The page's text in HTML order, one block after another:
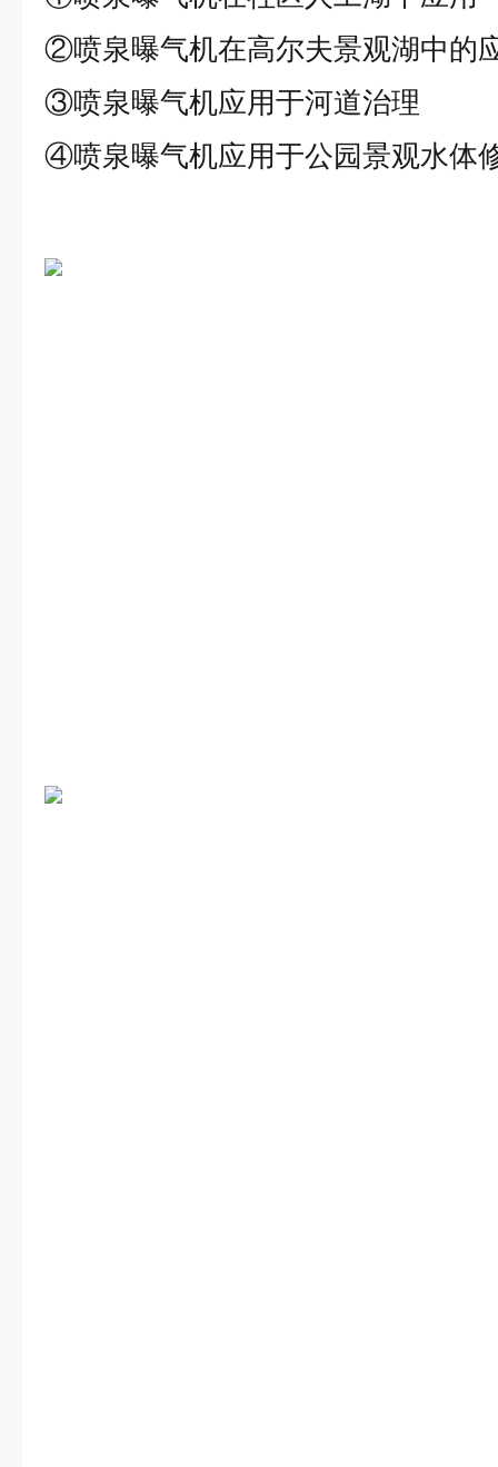
②喷泉曝气机在高尔夫景观湖中的
③喷泉曝气机应用于河道治理
④喷泉曝气机应用于公园景观水体